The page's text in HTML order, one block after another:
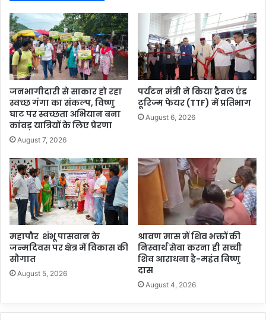
जनभागीदारी से साकार हो रहा
स्वच्छ गंगा का संकल्प, विष्णु
घाट पर स्वच्छता अभियान बना
कांवड़ यात्रियों के लिए प्रेरणा
August 7, 2026
पर्यटन मंत्री ने किया ट्रैवल एंड
टूरिज्म फेयर (TTF) में प्रतिभाग
August 6, 2026
महापौर शंभू पासवान के
जन्मदिवस पर क्षेत्र में विकास की
सौगात
August 5, 2026
श्रावण मास में शिव भक्तों की
निस्वार्थ सेवा करना ही सच्ची
शिव आराधना है-महंत बिष्णु
दास
August 4, 2026